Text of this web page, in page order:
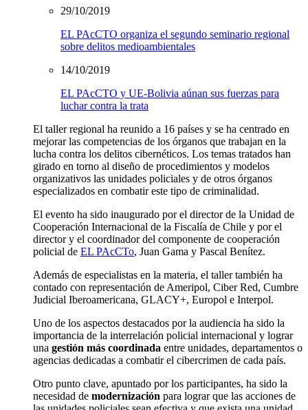
29/10/2019
EL PAcCTO organiza el segundo seminario regional
sobre delitos medioambientales
14/10/2019
EL PAcCTO y UE-Bolivia aúnan sus fuerzas para
luchar contra la trata
El taller regional ha reunido a 16 países y se ha centrado en
mejorar las competencias de los órganos que trabajan en la
lucha contra los delitos cibernéticos. Los temas tratados han
girado en torno al diseño de procedimientos y modelos
organizativos las unidades policiales y de otros órganos
especializados en combatir este tipo de criminalidad.
El evento ha sido inaugurado por el director de la Unidad de
Cooperación Internacional de la Fiscalía de Chile y por el
director y el coordinador del componente de cooperación
policial de EL PAcCTo, Juan Gama y Pascal Benítez.
Además de especialistas en la materia, el taller también ha
contado con representación de Ameripol, Ciber Red, Cumbre
Judicial Iberoamericana, GLACY+, Europol e Interpol.
Uno de los aspectos destacados por la audiencia ha sido la
importancia de la interrelación policial internacional y lograr
una gestión más coordinada entre unidades, departamentos o
agencias dedicadas a combatir el cibercrimen de cada país.
Otro punto clave, apuntado por los participantes, ha sido la
necesidad de modernización para lograr que las acciones de